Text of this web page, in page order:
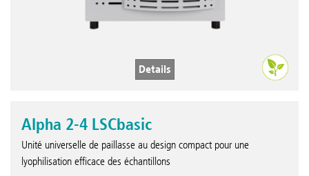
Details
Alpha 2-4 LSCbasic
Unité universelle de paillasse au design compact pour une
lyophilisation efficace des échantillons